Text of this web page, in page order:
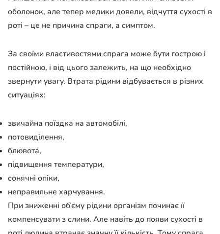
оболонок, але тепер медики довели, відчуття сухості в
роті – це не причина спраги, а симптом.
За своїми властивостями спрага може бути гострою і
постійною, і від цього залежить, на що необхідно
звернути увагу. Втрата рідини відбувається в різних
ситуаціях:
звичайна поїздка на автомобілі,
потовиділення,
блювота,
підвищення температури,
сонячні опіки,
неправильне харчування.
При зниженні об’єму рідини організм починає її
компенсувати з слини. Але навіть до появи сухості в